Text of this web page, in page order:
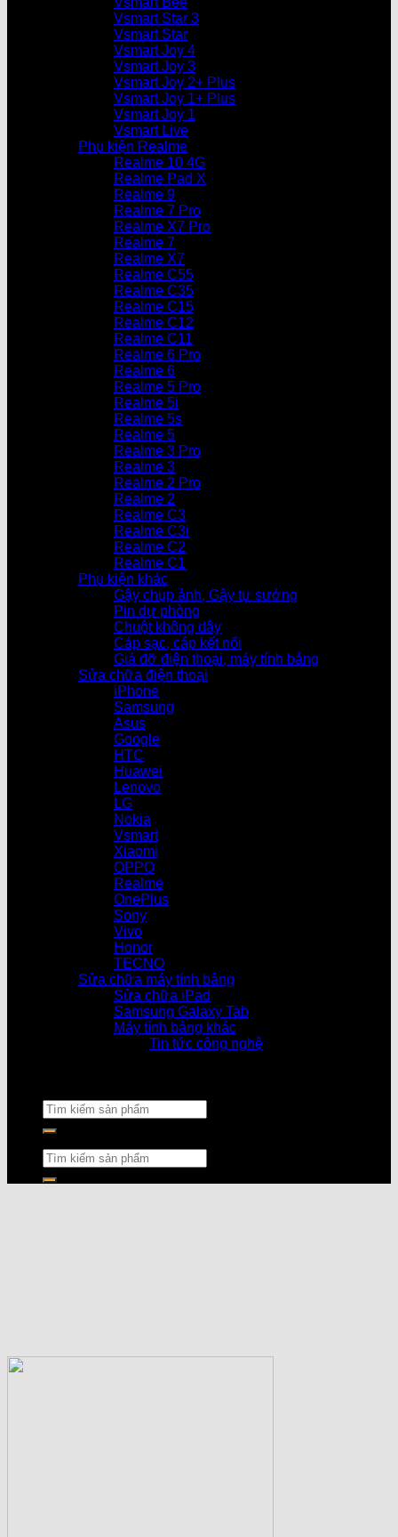
Vsmart Star 3
Vsmart Star
Vsmart Joy 4
Vsmart Joy 3
Vsmart Joy 2+ Plus
Vsmart Joy 1+ Plus
Vsmart Joy 1
Vsmart Live
Phụ kiện Realme
Realme 10 4G
Realme Pad X
Realme 9
Realme 7 Pro
Realme X7 Pro
Realme 7
Realme X7
Realme C55
Realme C35
Realme C15
Realme C12
Realme C11
Realme 6 Pro
Realme 6
Realme 5 Pro
Realme 5i
Realme 5s
Realme 5
Realme 3 Pro
Realme 3
Realme 2 Pro
Realme 2
Realme C3
Realme C3i
Realme C2
Realme C1
Phụ kiện khác
Gậy chụp ảnh, Gậy tự sướng
Pin dự phòng
Chuột không dây
Cáp sạc, cáp kết nối
Giá đỡ điện thoại, máy tính bảng
Sửa chữa điện thoại
iPhone
Samsung
Asus
Google
HTC
Huawei
Lenovo
LG
Nokia
Vsmart
Xiaomi
OPPO
Realme
OnePlus
Sony
Vivo
Honor
TECNO
Sửa chữa máy tính bảng
Sửa chữa iPad
Samsung Galaxy Tab
Máy tính bảng khác
Tin tức công nghệ